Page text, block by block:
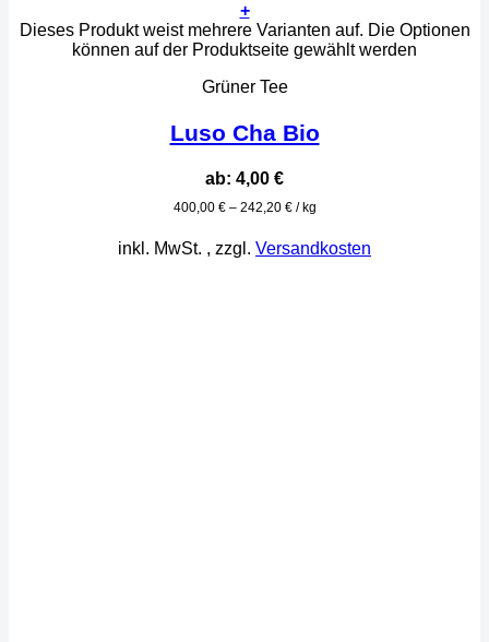
+
Dieses Produkt weist mehrere Varianten auf. Die Optionen
können auf der Produktseite gewählt werden
Grüner Tee
Luso Cha Bio
ab: 4,00 €
400,00 €– 242,20 €/ kg
inkl. MwSt. , zzgl. Versandkosten